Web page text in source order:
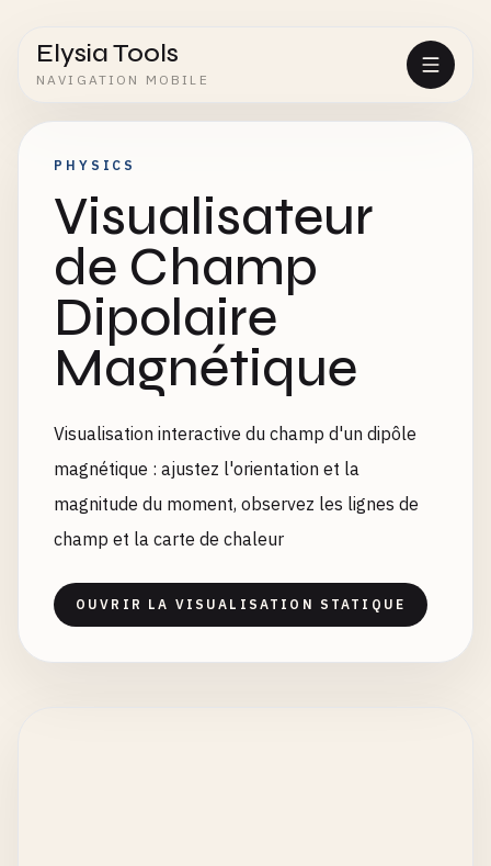
Elysia Tools
NAVIGATION MOBILE
PHYSICS
Visualisateur
de Champ
Dipolaire
Magnétique
Visualisation interactive du champ d'un dipôle
magnétique : ajustez l'orientation et la
magnitude du moment, observez les lignes de
champ et la carte de chaleur
OUVRIR LA VISUALISATION STATIQUE